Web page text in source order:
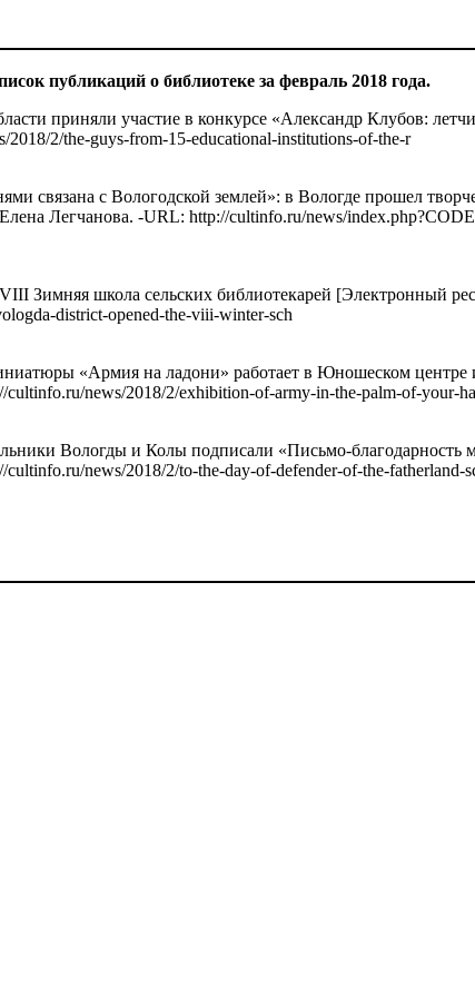
публикаций о библиотеке за февраль 2018 года.
приняли участие в конкурсе «Александр Клубов:
2/the-guys-from-15-educational-institutions-of-the-r
связана с Вологодской землей»: в Вологде прошел
Легчанова. -URL: http://cultinfo.ru/news/
Зимняя школа сельских библиотекарей [Электронный
district-opened-the-viii-winter-sch
«Армия на ладони» работает в Юношеском
news/2018/2/exhibition-of-army-in-the-palm-of-your-
Вологды и Колы подписали «Письмо-благодарность
news/2018/2/to-the-day-of-defender-of-the-fatherland-